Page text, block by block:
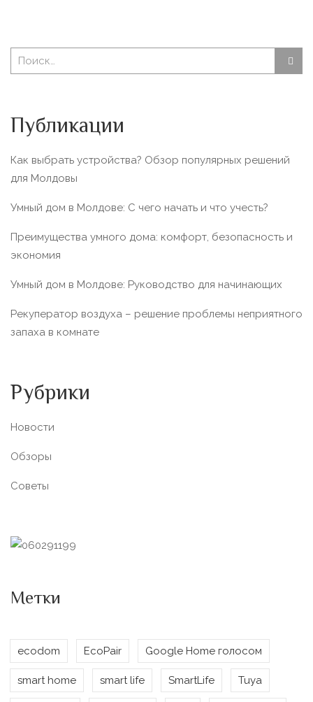
Публикации
Как выбрать устройства? Обзор популярных решений
для Молдовы
Умный дом в Молдове: С чего начать и что учесть?
Преимущества умного дома: комфорт, безопасность и
экономия
Умный дом в Молдове: Руководство для начинающих
Рекуператор воздуха – решение проблемы неприятного
запаха в комнате
Рубрики
Новости
Обзоры
Советы
Метки
ecodom EcoPair Google Home голосом
smart home smart life SmartLife Tuya